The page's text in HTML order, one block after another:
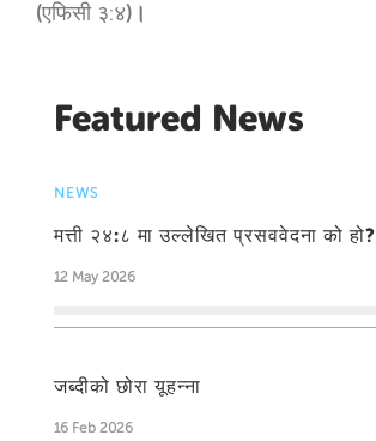
(एफिसी ३:४)।
Featured News
NEWS
मत्ती २४:८ मा उल्लेखित प्रसववेदना को हो?
12 May 2026
जब्दीको छोरा यूहन्‍ना
16 Feb 2026